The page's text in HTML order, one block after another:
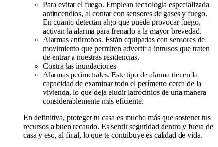
Para evitar el fuego. Emplean tecnología especializada
antincendios, al contar con sensores de gases y fuego.
En cuanto detectan algo que puede provocar fuego,
activan la alarma para frenarlo a la mayor brevedad.
Alarmas antirrobos. Están equipadas con sensores de
movimiento que permiten advertir a intrusos que traten
de entrar a nuestras residencias.
Contra las inundaciones
Alarmas perimetrales. Este tipo de alarma tienen la
capacidad de examinar todo el perímetro cerca de la
vivienda, lo que deja eludir latrocinios de una manera
considerablemente más eficiente.
En definitiva, proteger tu casa es mucho más que sostener tus
recursos a buen recaudo. Es sentir seguridad dentro y fuera de
casa y eso, al final, lo que te contribuye es calidad de vida.